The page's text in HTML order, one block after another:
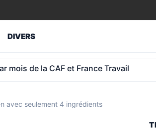
DIVERS
est de 1 789 €
avec seulement 4 ingrédients